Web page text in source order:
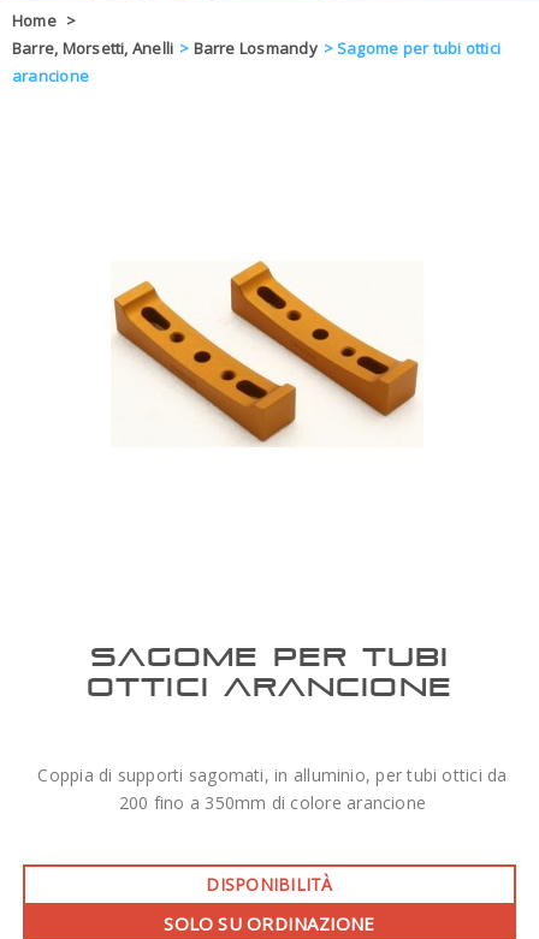
OFFERTE
BLOG
Home >
Barre, Morsetti, Anelli > Barre Losmandy >Sagome per tubi ottici
arancione
SAGOME PER TUBI
OTTICI ARANCIONE
Coppia di supporti sagomati, in alluminio, per tubi ottici da
200 fino a 350mm di colore arancione
DISPONIBILITÀ
SOLO SU ORDINAZIONE